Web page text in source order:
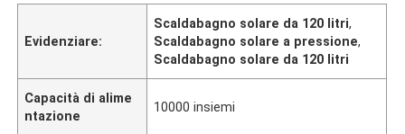
Evidenziare:
Scaldabagno solare da 120 litri,
Scaldabagno solare a pressione,
Scaldabagno solare da 120 litri
Capacità di alime
ntazione
10000 insiemi